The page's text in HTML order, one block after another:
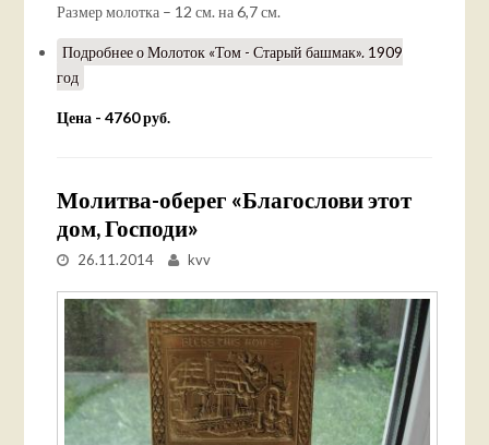
Размер молотка – 12 см. на 6,7 см.
Подробнеео Молоток «Том - Старый башмак». 1909
год
Цена - 4760 руб.
Молитва-оберег «Благослови этот
дом, Господи»
26.11.2014 kvv